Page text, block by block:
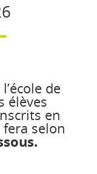
de
élèves
en
selon